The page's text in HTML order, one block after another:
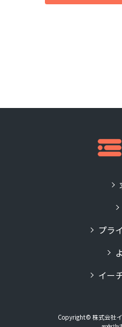
プラ
イー
Copyright© 株式会社
product by